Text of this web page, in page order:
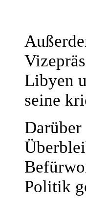
Libyen
seine
Politik